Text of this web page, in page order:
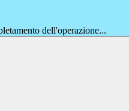
dell'operazione...